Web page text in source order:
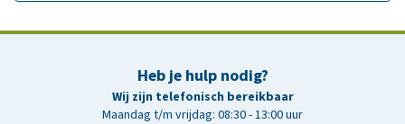
Heb je hulp nodig?
Wij zijn telefonisch bereikbaar
Maandag t/m vrijdag: 08:30 - 13:00 uur